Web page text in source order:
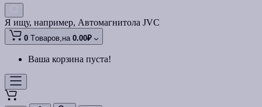
Я ищу, например, Автомагнитола JVC
0 Tоваров,на 0.00₽
Ваша корзина пуста!